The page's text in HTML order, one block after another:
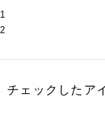
1
2
チェックしたア